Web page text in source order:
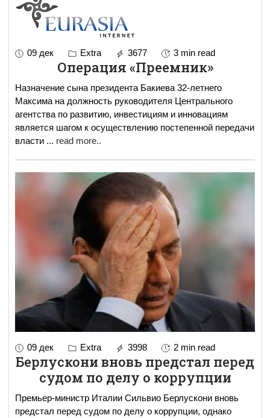
09 дек Extra 3677 3 min read
Операция «Преемник»
Назначение сына президента Бакиева 32-летнего
Максима на должность руководителя Центрального
агентства по развитию, инвестициям и инновациям
является шагом к осуществлению постепенной передачи
власти ... read more..
09 дек Extra 3998 2 min read
Берлускони вновь предстал перед
судом по делу о коррупции
Премьер-министр Италии Сильвио Берлускони вновь
предстал перед судом по делу о коррупции, однако